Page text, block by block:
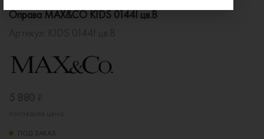
Оправа MAX&CO KIDS 0144I цв.B
ПОД ЗАКАЗ